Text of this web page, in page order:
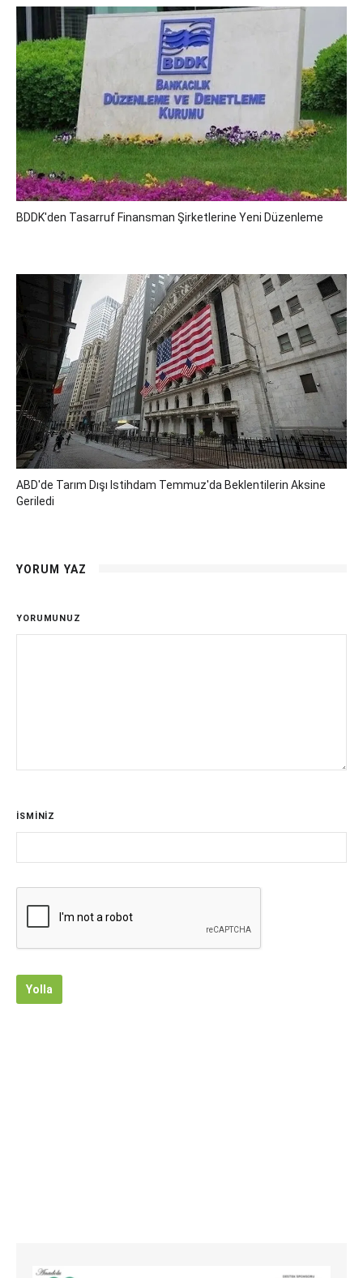
BDDK'den Tasarruf Finansman Şirketlerine Yeni Düzenleme
ABD'de Tarım Dışı Istihdam Temmuz'da Beklentilerin Aksine
Geriledi
YORUM YAZ
YORUMUNUZ
İSMİNİZ
Yolla